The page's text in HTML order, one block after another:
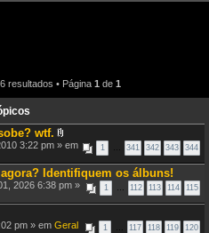
resultados • Página 1 de 1
wtf.
A
e
x
o
s
1 341 342 343 344
3:22 pm » em
Identifiquem os álbuns!
1 112 113 114 115
2026 6:38 pm »
1 117 118 119 120
pm » em Geral